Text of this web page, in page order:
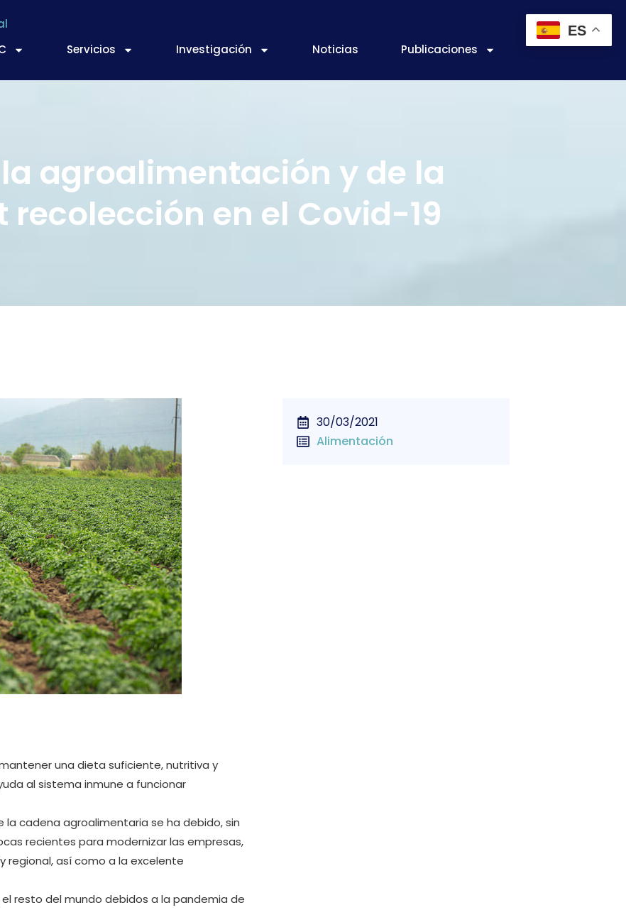
Servicios Investigación Noticias Publicaciones
agroalimentación y de la
en el Covid-19
una dieta suficiente, nutritiva y
al sistema inmune a funcionar
cadena agroalimentaria se ha debido, sin
recientes para modernizar las empresas,
regional, así como a la excelente
resto del mundo debidos a la pandemia de
30/03/2021
Alimentación
ES